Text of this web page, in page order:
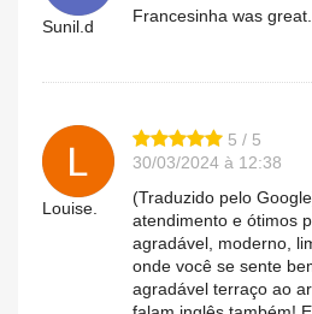
Sunil.d
Francesinha was great.
Louise.
5 / 5
30/03/2024 à 12:38
(Traduzido pelo
atendimento e ótimos
agradável, moderno,
onde você se sente
agradável terraço ao